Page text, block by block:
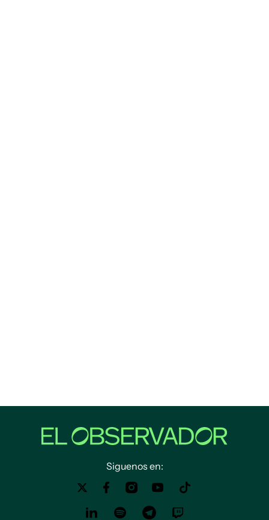
Siguenos en: